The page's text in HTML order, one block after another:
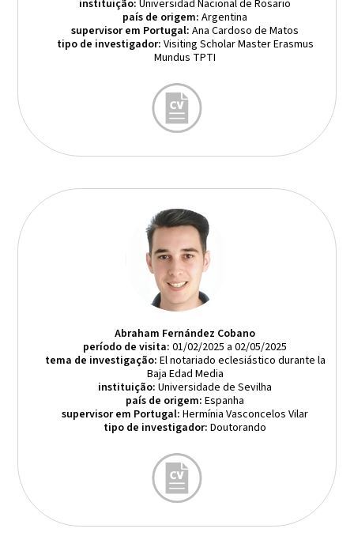
instituição: Universidad Nacional de Rosario
país de origem: Argentina
supervisor em Portugal: Ana Cardoso de Matos
tipo de investigador: Visiting Scholar Master Erasmus
Mundus TPTI
Abraham Fernández Cobano
período de visita: 01/02/2025 a 02/05/2025
tema de investigação: El notariado eclesiástico durante la
Baja Edad Media
instituição: Universidade de Sevilha
país de origem: Espanha
supervisor em Portugal: Hermínia Vasconcelos Vilar
tipo de investigador: Doutorando